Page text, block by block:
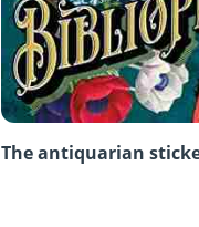
The antiquarian